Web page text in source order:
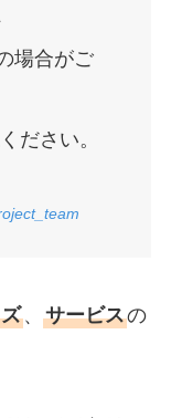
場合がご
ださい。
、 サービスの